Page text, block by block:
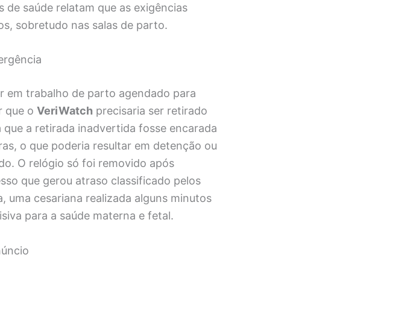
saúde relatam que as exigências
sobretudo nas salas de parto.
em trabalho de parto agendado para
que o VeriWatch precisaria ser retirado
a retirada inadvertida fosse encarada
o que poderia resultar em detenção ou
O relógio só foi removido após
que gerou atraso classificado pelos
cesariana realizada alguns minutos
para a saúde materna e fetal.